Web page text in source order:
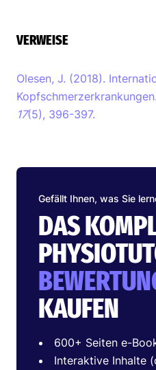
VERWEISE
Olesen, J. (2018).
Kopfschmerzerkrankungen.
17(5), 396-397.
Gefällt Ihnen, was Sie
DAS
KAUFEN
600+ Seiten e-
Interaktive Inhalte